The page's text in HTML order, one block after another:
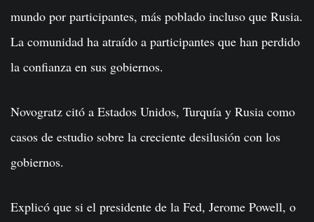
mundo por participantes, más poblado incluso que Rusia.
La comunidad ha atraído a participantes que han perdido
la confianza en sus gobiernos.
Novogratz citó a Estados Unidos, Turquía y Rusia como
casos de estudio sobre la creciente desilusión con los
gobiernos.
Explicó que si el presidente de la Fed, Jerome Powell, o